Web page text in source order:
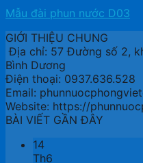
Mẫu đài phun nước D03
GIỚI THIỆU CHUNG
Địa chỉ: 57 Đường số 2,
Bình Dương
Điện thoại: 0937.636.528
Email:
Website: https://
BÀI VIẾT GẦN ĐÂY
14
Th6